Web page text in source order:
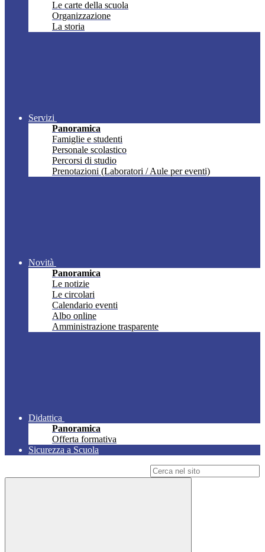
Le carte della scuola
Organizzazione
La storia
Servizi
Panoramica
Famiglie e studenti
Personale scolastico
Percorsi di studio
Prenotazioni (Laboratori / Aule per eventi)
Novità
Panoramica
Le notizie
Le circolari
Calendario eventi
Albo online
Amministrazione trasparente
Didattica
Panoramica
Offerta formativa
Sicurezza a Scuola